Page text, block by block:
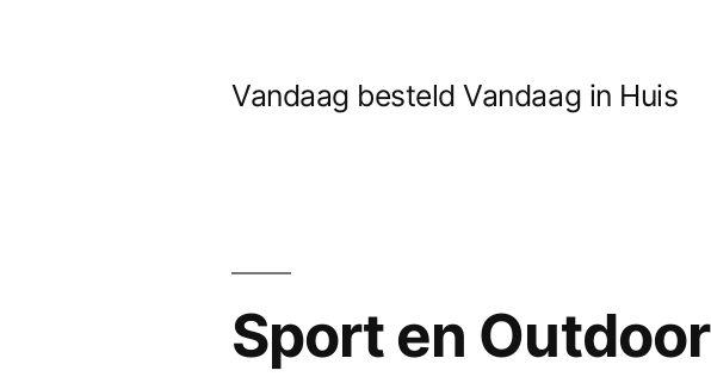
Vandaag besteld Vandaag in Huis
Sport en Outdoor